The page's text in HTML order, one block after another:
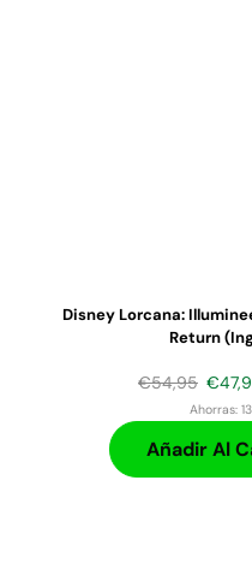
Disney Lorcana:
Return
€54,95 €
Ahorras:
Añadir Al